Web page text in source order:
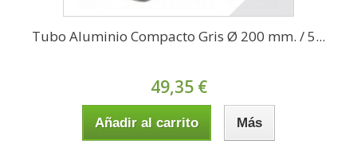
Tubo Aluminio Compacto Gris Ø 200 mm. / 5...
49,35 €
Añadir al carrito Más